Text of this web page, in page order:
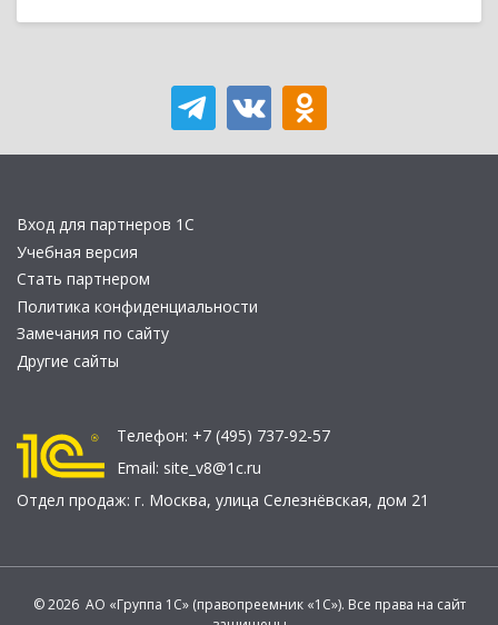
Вход для партнеров 1С
Учебная версия
Стать партнером
Политика конфиденциальности
Замечания по сайту
Другие сайты
Телефон: +7 (495) 737-92-57
Email: site_v8@1c.ru
Отдел продаж: г. Москва, улица Селезнёвская, дом 21
© 2026 АО «Группа 1С» (правопреемник «1С»). Все права на сайт